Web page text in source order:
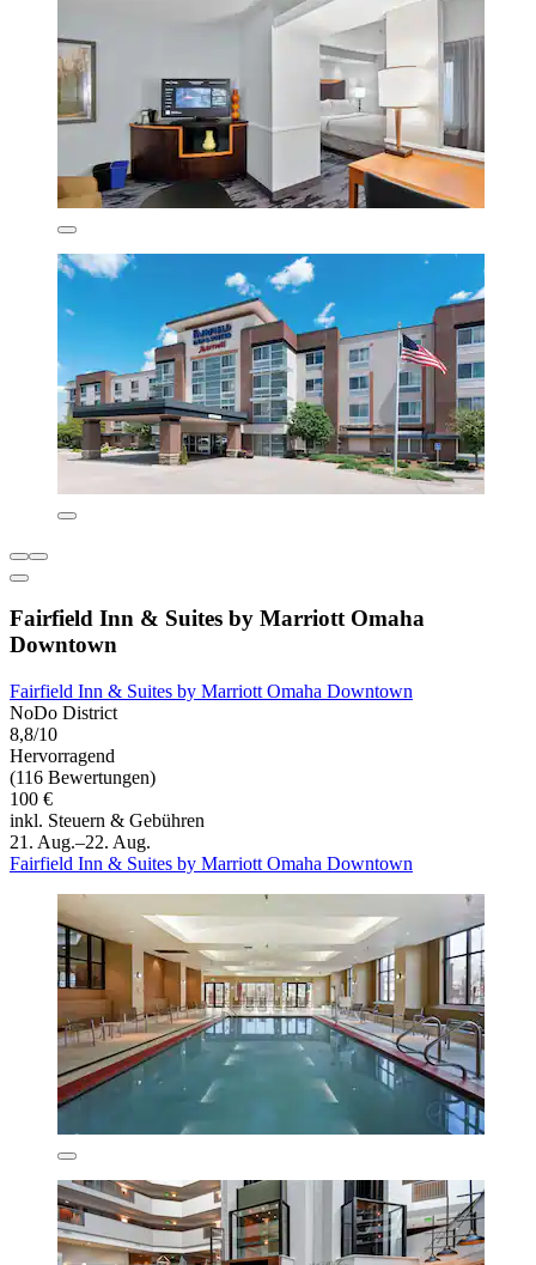
Fairfield Inn & Suites by Marriott Omaha
Downtown
Fairfield Inn & Suites by Marriott Omaha Downtown
NoDo District
8,8/10
Hervorragend
(116 Bewertungen)
100 €
inkl. Steuern & Gebühren
21. Aug.–22. Aug.
Fairfield Inn & Suites by Marriott Omaha Downtown